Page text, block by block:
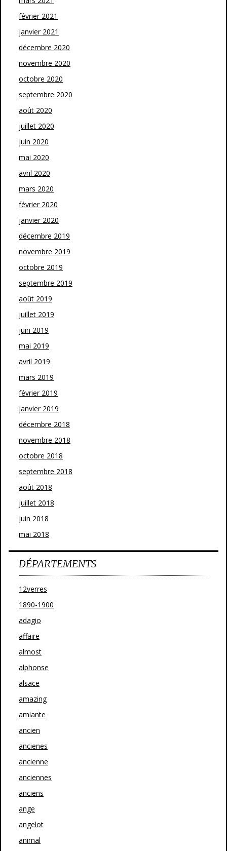
février 2021
janvier 2021
décembre 2020
novembre 2020
octobre 2020
septembre 2020
août 2020
juillet 2020
juin 2020
mai 2020
avril 2020
mars 2020
février 2020
janvier 2020
décembre 2019
novembre 2019
octobre 2019
septembre 2019
août 2019
juillet 2019
juin 2019
mai 2019
avril 2019
mars 2019
février 2019
janvier 2019
décembre 2018
novembre 2018
octobre 2018
septembre 2018
août 2018
juillet 2018
juin 2018
mai 2018
DÉPARTEMENTS
12verres
1890-1900
adagio
affaire
almost
alphonse
alsace
amazing
amiante
ancien
ancienes
ancienne
anciennes
anciens
ange
angelot
animal